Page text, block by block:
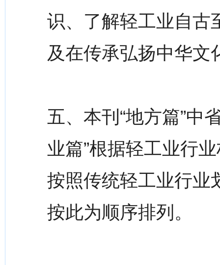
识、了解轻工业自古
及在传承弘扬中华文
五、本刊“地方篇”中
业篇”根据轻工业行
按照传统轻工业行业
按此为顺序排列。